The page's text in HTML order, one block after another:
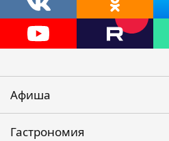
Афиша
Гастрономия